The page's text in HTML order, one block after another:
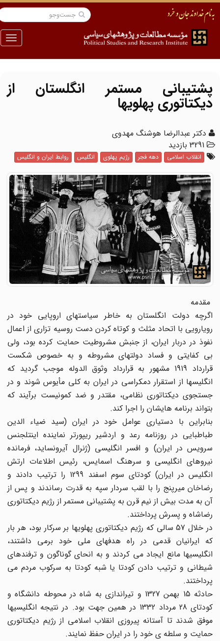
منو
پشتیبانی مستمر انگلستان از
دیکتاتوری پهلویها
دکتر عبدالرضا هوشنگ مهدوی
3291 بازدید
انقلاب اسلامی دهه فجر رژیم پهلوی انگلیس روابط ایران و انگلیس
مقدمه
اگرچه دولت انگلستان به خاطر سیاستهای اروپایی خود در
رویارویی با اتحاد مثلث و کوتاه کردن دست روسیه تزاری از اعمال
نفوذ در دربار ایران، از جنبش مشروطیت حمایت کرده بود، ولی
بی کفایتی و فساد دولتهای مشروطه و به خصوص شکست
قرارداد 1919 مشهور به قرارداد وثوق الدوله موجب گردید که
انگلیسها از استقرار دمکراسی در ایران به کلی مأیوس شوند و در
جستجوی دیکتاتوری نظامی، مقتدر و ضد کمونیست برآیند که
بتواند برنامه هایشان را اجرا کند.
بنابراین با دستیاری عوامل خود در ایران (سید ضیاء الدین
طباطبایی در روزنامه رعد و اردشیر ریپورتر نماینده اینتلجنس
سرویس در ایران) و افسر انگلیسی (ژنرال آیرونساید، فرمانده
نیروهای انگلیسی و سرهنگ اسمایس، رئیس اطلاعات ارتش
انگلیس در ایران) کودتای سوم اسفند 1299 را ترتیب دادند و
رضاخان میرپنج را با لقب سردار سپه به قدرت رساندند و پس از
آن به مدت بیش از نیم قرن به پشتیبانی مستمر از رژیم دیکتاتوری
رضاشاه و پسرش پرداختند.
در خلال 57 سالی که رژیم دیکتاتوری پهلویها بر سرکار بود، هر بار
که ایرانیان قدمی در راه هدفهای ملی خود برمی داشتند،
انگلیسیها مانع ایجاد می کردند و به انحای گوناگون و ترفندهای
شیطانی و ترتیب دادن کودتا یا شبه کودتا به سرکوب مردم می
پرداختند.
حادثه 15 بهمن 1327 و تیراندازی به شاه در محوطه دانشگاه و
کودتای 28 مرداد 1332 در همین جهت بود. در نتیجه انگلیسیها
موفق شدند تا آستانه پیروزی انقلاب اسلامی از رژیم دیکتاتوری
حمایت و سلطه ی خود را در ایران حفظ نمایند.